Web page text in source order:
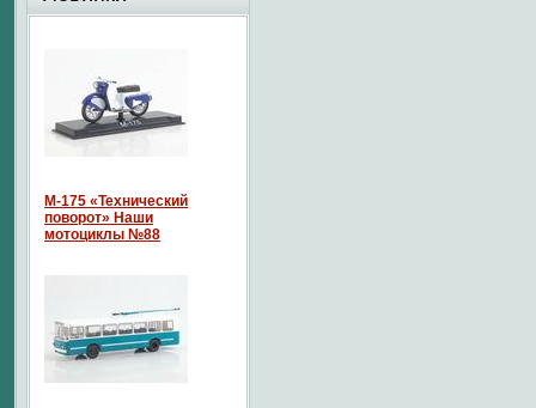
М-175 «Технический
поворот» Наши
мотоциклы №88